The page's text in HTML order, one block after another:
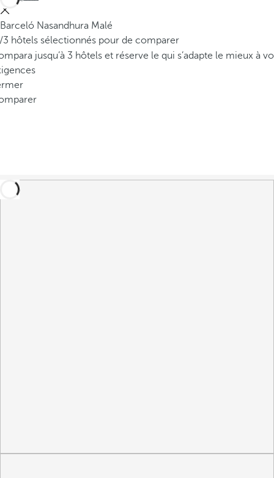
Barceló Nasandhura Malé
/3 hôtels sélectionnés pour de comparer
jusqu’à 3 hôtels et réserve le qui s’adapte le mieux à